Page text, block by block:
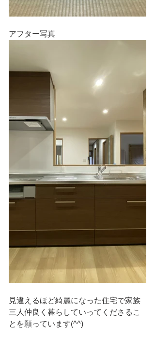
アフター写真
見違えるほど綺麗になった住宅で家族
三人仲良く暮らしていってくださるこ
とを願っています(^^)